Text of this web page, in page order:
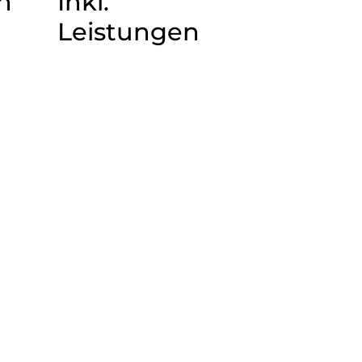
Leistungen